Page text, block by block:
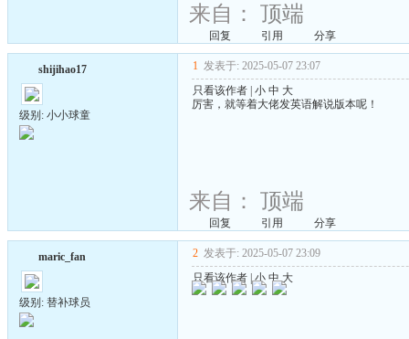
来自： 顶端
回复 引用 分享
shijihao17
级别: 小小球童
1 发表于: 2025-05-07 23:07
只看该作者 小 中 大
厉害，就等着大佬发英语解说版本呢！
来自： 顶端
回复 引用 分享
maric_fan
级别: 替补球员
2 发表于: 2025-05-07 23:09
只看该作者 |小 中 大